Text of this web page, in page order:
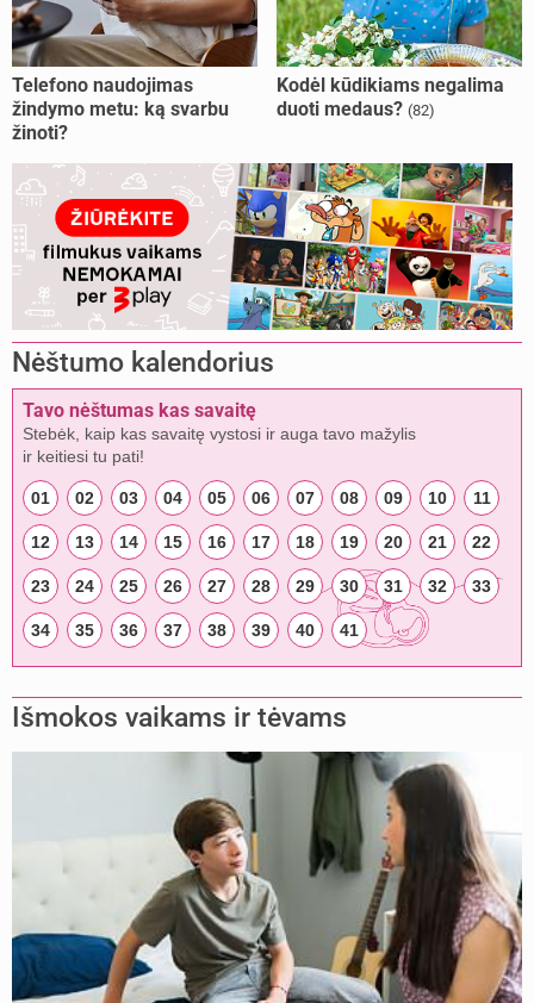
Telefono naudojimas
žindymo metu: ką svarbu
žinoti?
Kodėl kūdikiams negalima
duoti medaus? (82)
Nėštumo kalendorius
Tavo nėštumas kas savaitę
Stebėk, kaip kas savaitę vystosi ir auga tavo mažylis
ir keitiesi tu pati!
01 02 03 04 05 06 07 08 09 10 11
12 13 14 15 16 17 18 19 20 21 22
23 24 25 26 27 28 29 30 31 32 33
34 35 36 37 38 39 40 41
Išmokos vaikams ir tėvams